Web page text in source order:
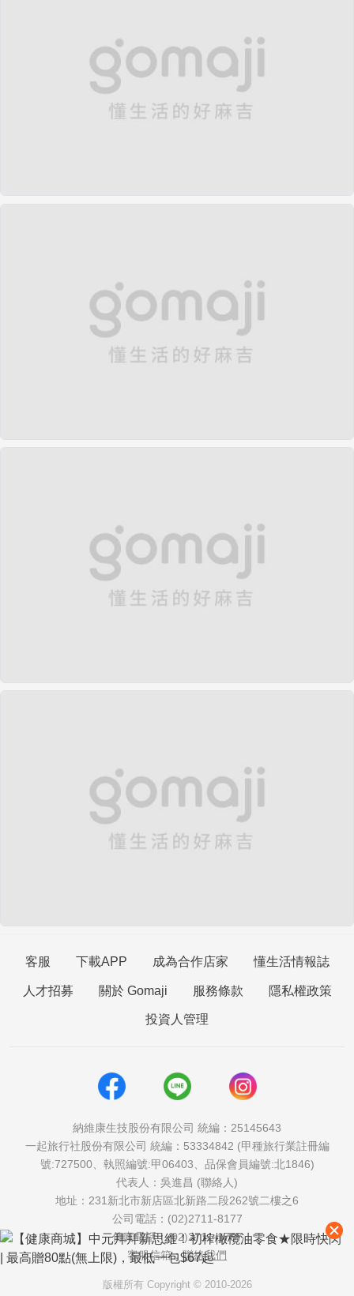
客服 下載APP 成為合作店家 懂生活情報誌
人才招募 關於 Gomaji 服務條款 隱私權政策
投資人管理
納維康生技股份有限公司 統編：25145643
一起旅行社股份有限公司 統編：53334842 (甲種旅行業註冊編
號:727500、執照編號:甲06403、品保會員編號:北1846)
代表人：吳進昌 (聯絡人)
地址：231新北市新店區北新路二段262號二樓之6
公司電話：(02)2711-8177
傳真電話：(02)2711-1757
客服信箱：聯絡我們
版權所有 Copyright © 2010-2026